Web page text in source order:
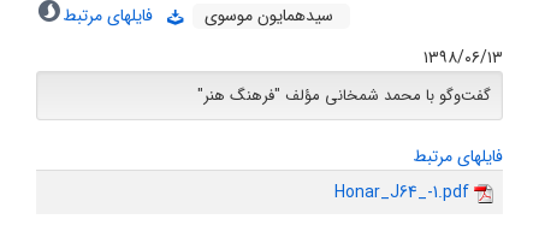
سیدهمایون موسوی
فایلهای مرتبط
۱۳۹۸/۰۶/۱۳
گفت‌وگو با محمد شمخانی مؤلف "فرهنگ هنر"
فایلهای مرتبط
Honar_J64_-1.pdf